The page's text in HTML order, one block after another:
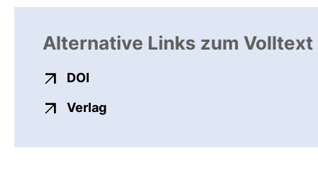
Alternative Links zum Volltext
DOI
Verlagexterner Link, öffnet neues